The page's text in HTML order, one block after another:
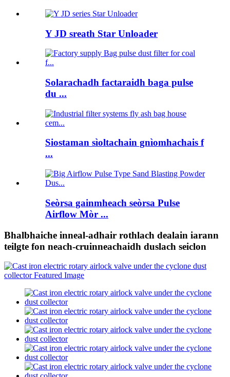
Y JD sreath Star Unloader
Solarachadh factaraidh baga pulse
du ...
Siostaman sìoltachain gnìomhachais f
...
Seòrsa gainmheach seòrsa Pulse
Airflow Mòr ...
Bhalbhaiche inneal-adhair rothlach dealain iarann ​​​​
teilgte fon neach-cruinneachaidh duslach seiclon